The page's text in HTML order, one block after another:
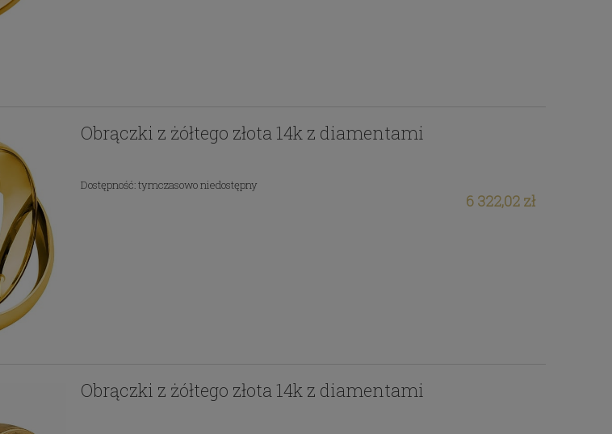
Obrączki z żółtego złota 14k z diamentami
Dostępność:tymczasowo niedostępny
6 322,02 zł
Obrączki z żółtego złota 14k z diamentami